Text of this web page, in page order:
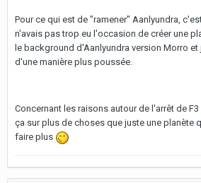
Pour ce qui est de "ramener" Aanlyundra,
n'avais pas trop eu l'occasion de créer une
le background d'Aanlyundra version Morro et
d'une manière plus poussée.
Concernant les raisons autour de l'arrêt de
ça sur plus de choses que juste une planète
faire plus